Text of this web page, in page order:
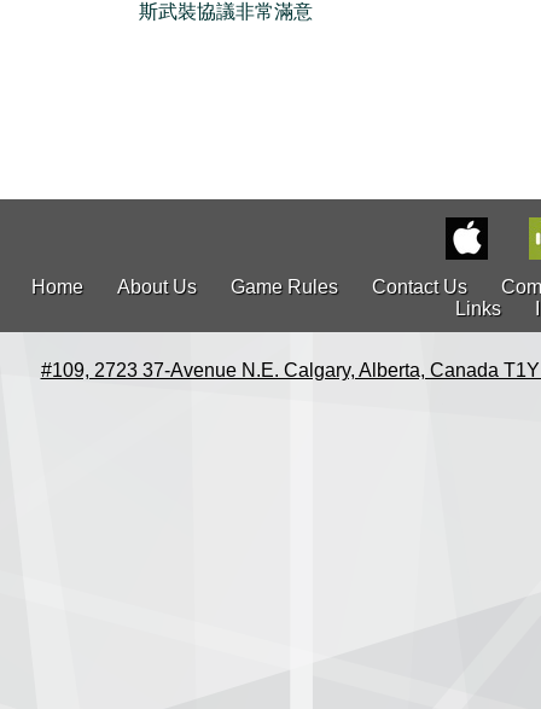
斯武裝協議非常滿意
Home About Us Game Rules Contact Us
Links
#109, 2723 37-Avenue N.E. Calgary, Alberta, Canada